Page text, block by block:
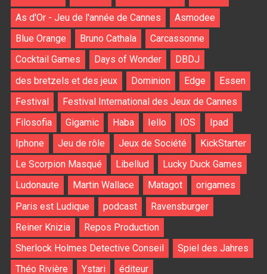
As d'Or - Jeu de l'année de Cannes
Asmodee
Blue Orange
Bruno Cathala
Carcassonne
Cocktail Games
Days of Wonder
DBDJ
des bretzels et des jeux
Dominion Edge
Essen
Festival
Festival International des Jeux de Cannes
Filosofia
Gigamic Haba Iello IOS
Ipad
Iphone
Jeu de rôle Jeux de Société
KickStarter
Le Scorpion Masqué
Libellud
Lucky Duck Games
Ludonaute
Martin Wallace Matagot
origames
Paris est Ludique
podcast
Ravensburger
Reiner Knizia
Repos Production
Sherlock Holmes Detective Conseil
Spiel des Jahres
Théo Rivière
Ystari éditeur